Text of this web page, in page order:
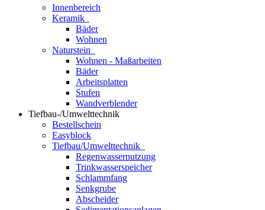
Innenbereich
Keramik
Bäder
Wohnen
Naturstein
Wohnen - Maßarbeiten
Bäder
Arbeitsplatten
Stufen
Wandverblender
Tiefbau-/Umwelttechnik
Bestellschein
Easyblock
Tiefbau/Umwelttechnik
Regenwassernutzung
Trinkwasserspeicher
Schlammfang
Senkgrube
Abscheider